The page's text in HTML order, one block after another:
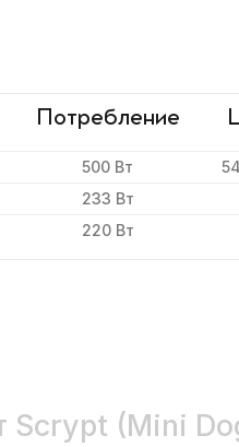
Потребление
500 Вт
233 Вт
220 Вт
Scrypt (Mini